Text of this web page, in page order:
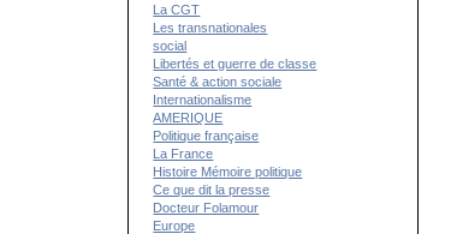
La CGT
Les transnationales
social
Libertés et guerre de classe
Santé & action sociale
Internationalisme
AMERIQUE
Politique française
La France
Histoire Mémoire politique
Ce que dit la presse
Docteur Folamour
Europe